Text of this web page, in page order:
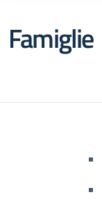
Famiglie